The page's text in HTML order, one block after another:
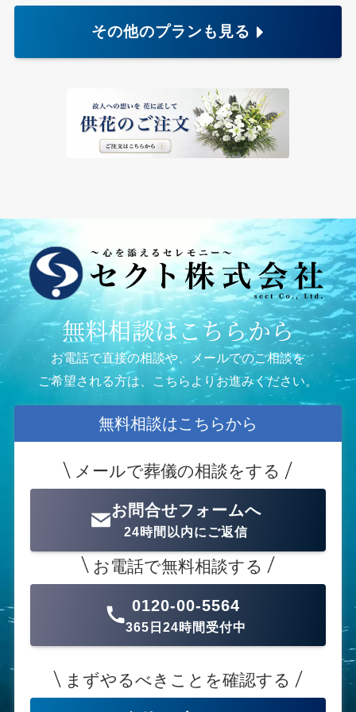
その他のプランも見る
無料相談はこちらから
お電話で直接の相談や、メールでのご相談を
ご希望される方は、こちらよりお進みください。
無料相談はこちらから
メールで葬儀の相談をする
お問合せフォームへ
24時間以内にご返信
お電話で無料相談する
0120-00-5564
365日24時間受付中
まずやるべきことを確認する